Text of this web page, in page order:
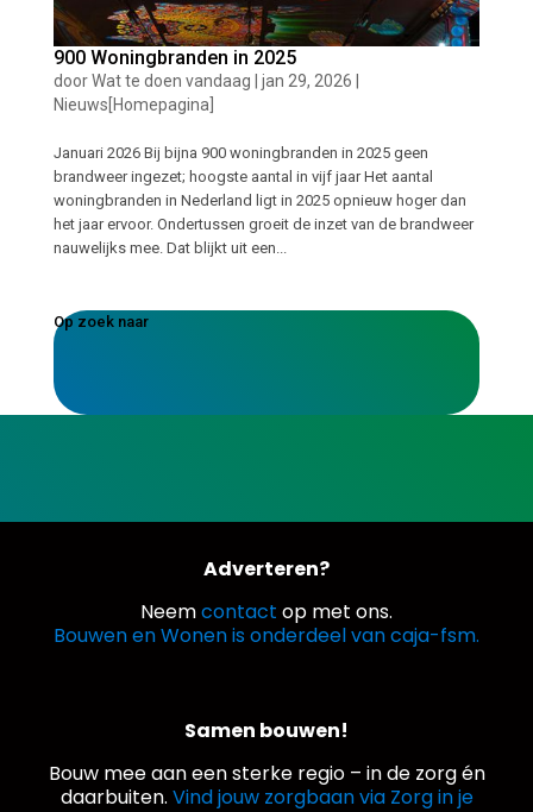
900 Woningbranden in 2025
doorWat te doen vandaag jan 29, 2026
Nieuws[Homepagina]
Januari 2026 Bij bijna 900 woningbranden in 2025 geen
brandweer ingezet; hoogste aantal in vijf jaar Het aantal
woningbranden in Nederland ligt in 2025 opnieuw hoger dan
het jaar ervoor. Ondertussen groeit de inzet van de brandweer
nauwelijks mee. Dat blijkt uit een...
Op zoek naar
Adverteren?
Neemcontact op met ons.
Bouwen en Wonen is onderdeel van caja-fsm.
Samen bouwen!
Bouw mee aan een sterke regio – in de zorg én
daarbuiten. Vind jouw zorgbaan via Zorg in je